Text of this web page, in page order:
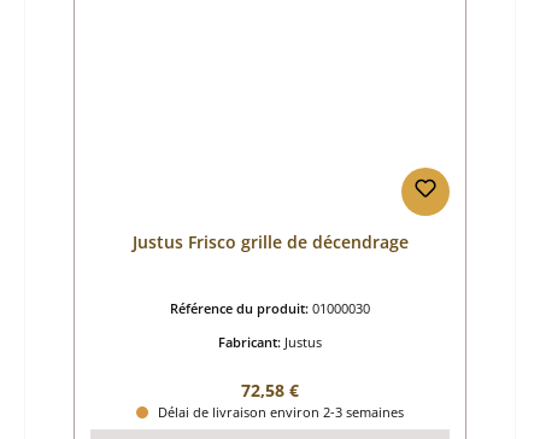
Justus Frisco grille de décendrage
Référence du produit: 01000030
Fabricant: Justus
Prix régulier :
72,58 €
Délai de livraison environ 2-3 semaines